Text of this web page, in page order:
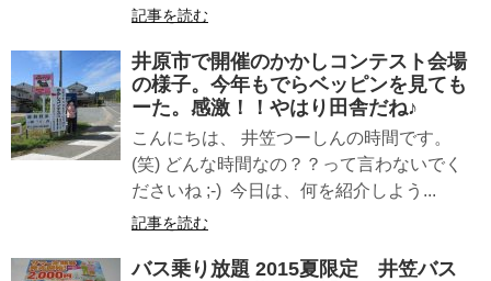
記事を読む
井原市で開催のかかしコンテスト会場
の様子。今年もでらベッピンを見ても
ーた。感激！！やはり田舎だね♪
こんにちは、 井笠つーしんの時間です。
(笑) どんな時間なの？？って言わないでく
ださいね ;-) 今日は、何を紹介しよう...
記事を読む
バス乗り放題 2015夏限定 井笠バス